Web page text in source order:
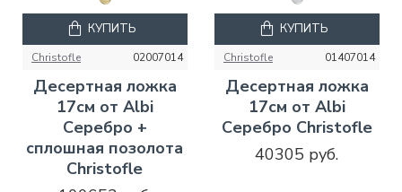
Christofle 02007014
Десертная ложка
17см от Albi
Серебро +
сплошная позолота
Christofle
КУПИТЬ
Christofle 01407014
Десертная ложка
17см от Albi
Серебро Christofle
40305 руб.
КУПИТЬ